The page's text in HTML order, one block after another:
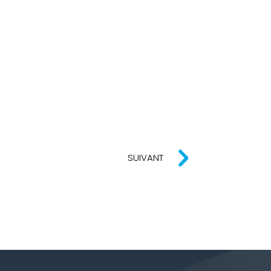
SUIVANT